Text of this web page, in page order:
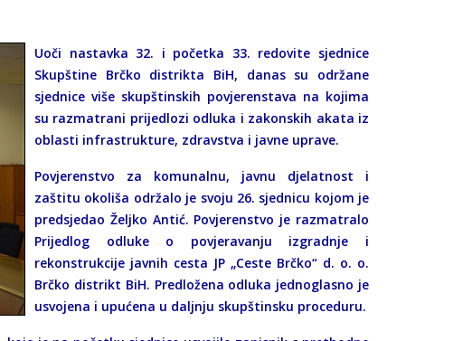
Uoči nastavka 32. i početka 33. redovite sjednice
Skupštine Brčko distrikta BiH, danas su održane
sjednice više skupštinskih povjerenstava na kojima
su razmatrani prijedlozi odluka i zakonskih akata iz
oblasti infrastrukture, zdravstva i javne uprave.
Povjerenstvo za komunalnu, javnu djelatnost i
zaštitu okoliša održalo je svoju 26. sjednicu kojom je
predsjedao Željko Antić. Povjerenstvo je razmatralo
Prijedlog odluke o povjeravanju izgradnje i
rekonstrukcije javnih cesta JP „Ceste Brčko“ d. o. o.
Brčko distrikt BiH. Predložena odluka jednoglasno je
usvojena i upućena u daljnju skupštinsku proceduru.